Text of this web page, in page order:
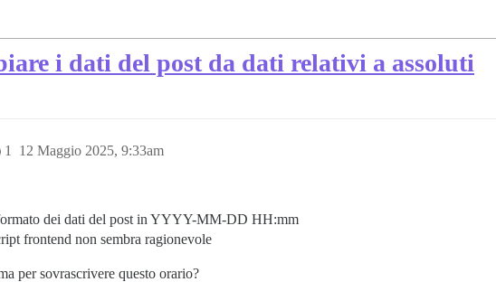
i dati del post da dati relativi a assoluti
12 Maggio 2025, 9:33am
1
dei dati del post in YYYY-MM-DD HH:mm
frontend non sembra ragionevole
per sovrascrivere questo orario?